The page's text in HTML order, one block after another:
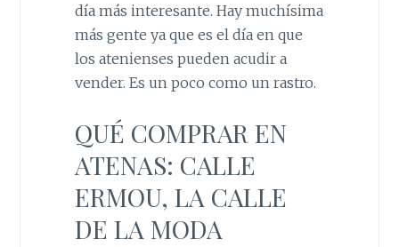
día más interesante. Hay muchísima
más gente ya que es el día en que
los atenienses pueden acudir a
vender. Es un poco como un rastro.
QUÉ COMPRAR EN
ATENAS: CALLE
ERMOU, LA CALLE
DE LA MODA